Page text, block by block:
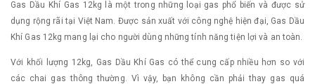
Gas Dầu Khí Gas 12kg là một trong những loại gas phổ biến và được sử
dụng rộng rãi tại Việt Nam. Được sản xuất với công nghệ hiện đại, Gas Dầu
Khí Gas 12kg mang lại cho người dùng những tính năng tiện lợi và an toàn.
Với khối lượng 12kg, Gas Dầu Khí Gas có thể cung cấp nhiều hơn so với
các chai gas thông thường. Vì vậy, bạn không cần phải thay gas quá